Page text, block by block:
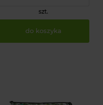
szt.
do koszyka